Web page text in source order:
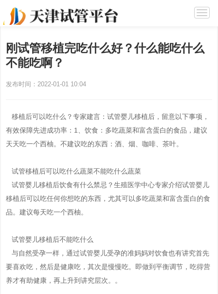
刚试管移植完吃什么好？什么能吃什么
不能吃啊？
发布时间：2022-01-01 10:04
移植后可以吃什么？专家建言：试管婴儿移植后，留意以下事项，
有效保障先进成功率：1、饮食：多吃蔬菜和富含蛋白的食品，建议
天天吃一个西柚。不建议吃的东西：酒、烟、咖啡、茶叶。
试管移植后可以吃什么蔬菜不能吃什么蔬菜
试管婴儿移植后饮食有什么禁忌？生殖医学中心专家介绍试管婴儿
移植后可以吃任何你想吃的东西，尤其可以多吃蔬菜和富含蛋白的食
品。建议每天吃一个西柚。
试管婴儿移植后不能吃什么
与自然受孕一样，通过试管婴儿受孕的准妈妈对饮食也有讲究首先
要喜欢吃，然后是健康吃，其次是慢慢吃。即做到平衡调节，吃得营
养才有助健康，再上升到讲究层次。。